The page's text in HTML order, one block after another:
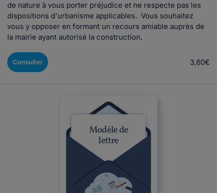
de nature à vous porter préjudice et ne respecte pas les
dispositions d'urbanisme applicables. Vous souhaitez
vous y opposer en formant un recours amiable auprès de
la mairie ayant autorisé la construction.
Consulter 3,60€
Modèle de
lettre